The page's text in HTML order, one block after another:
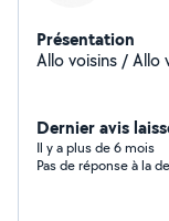
Présentation
Allo voisins / Allo
Dernier avis
Il y a plus de 6 mois
Pas de réponse à la